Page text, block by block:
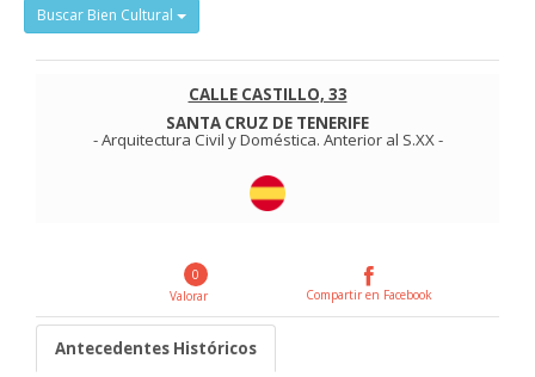
Buscar Bien Cultural
CALLE CASTILLO, 33
SANTA CRUZ DE TENERIFE
-Arquitectura Civil y Doméstica. Anterior al S.XX-
0
Valorar
Compartir en Facebook
Antecedentes Históricos